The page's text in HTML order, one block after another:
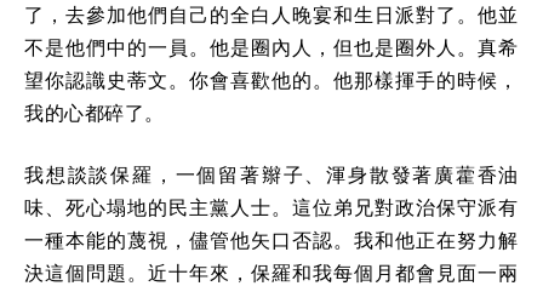
了，去參加他們自己的全白人晚宴和生日派對了。他並
不是他們中的一員。他是圈內人，但也是圈外人。真希
望你認識史蒂文。你會喜歡他的。他那樣揮手的時候，
我的心都碎了。
我想談談保羅，一個留著辮子、渾身散發著廣藿香油
味、死心塌地的民主黨人士。這位弟兄對政治保守派有
一種本能的蔑視，儘管他矢口否認。我和他正在努力解
決這個問題。近十年來，保羅和我每個月都會見面一兩